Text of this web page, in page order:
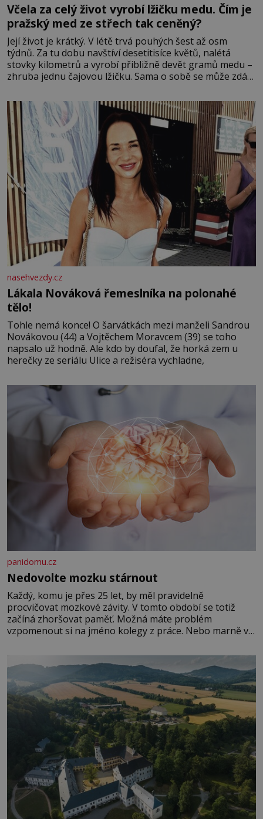
Včela za celý život vyrobí lžičku medu. Čím je
pražský med ze střech tak ceněný?
Její život je krátký. V létě trvá pouhých šest až osm
týdnů. Za tu dobu navštíví desetitisíce květů, nalétá
stovky kilometrů a vyrobí přibližně devět gramů medu –
zhruba jednu čajovou lžičku. Sama o sobě se může zdát
tisíc příslušnic svého včelstva, vznikne jeden z
nejdokonalejších organismů
nasehvezdy.cz
Lákala Nováková řemeslníka na polonahé
tělo!
Tohle nemá konce! O šarvátkách mezi manželi Sandrou
Novákovou (44) a Vojtěchem Moravcem (39) se toho
napsalo už hodně. Ale kdo by doufal, že horká zem u
herečky ze seriálu Ulice a režiséra vychladne,
panidomu.cz
Nedovolte mozku stárnout
Každý, komu je přes 25 let, by měl pravidelně
procvičovat mozkové závity. V tomto období se totiž
začíná zhoršovat paměť. Možná máte problém
vzpomenout si na jméno kolegy z práce. Nebo marně v
Je to opravdu tak, s věkem jako kdyby se paměť
rozhodla stávkovat. Cvičte